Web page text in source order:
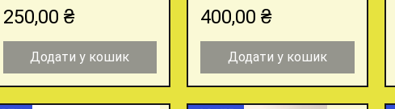
Ціна
250,00 ₴
Додати у кошик
Ціна
400,00 ₴
Додати у кошик